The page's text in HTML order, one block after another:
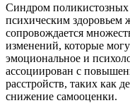
Синдром
психическим
сопровождается
изменений, которые
эмоциональное и
ассоциирован с
расстройств, таких как
снижение самооценки.